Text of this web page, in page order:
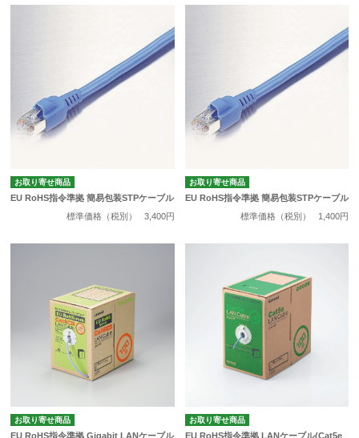
お取り寄せ商品
EU RoHS指令準拠 簡易包装STPケーブル
標準価格（税別）
3,400円
お取り寄せ商品
EU RoHS指令準拠 簡易包装STPケーブル
標準価格（税別）
1,400円
お取り寄せ商品
EU RoHS指令準拠 Gigabit LANケーブル
お取り寄せ商品
EU RoHS指令準拠 LANケーブル(Cat5e